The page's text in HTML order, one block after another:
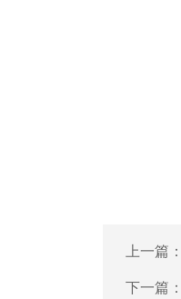
上一篇
下一篇